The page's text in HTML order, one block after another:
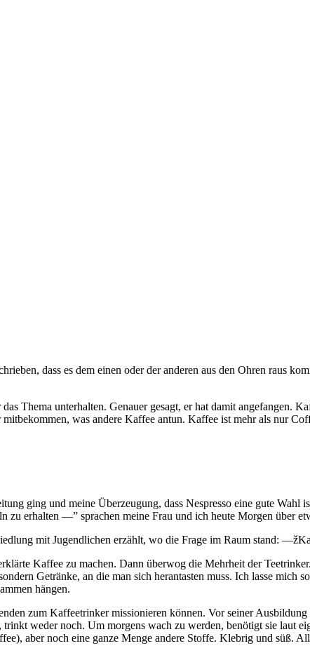
dass es dem einen oder der anderen aus den Ohren raus
Thema unterhalten. Genauer gesagt, er hat damit angefangen.
was andere Kaffee antun. Kaffee ist mehr als nur
ging und meine Überzeugung, dass Nespresso eine gute
zu erhalten —” sprachen meine Frau und ich heute Morgen über
mit Jugendlichen erzählt, wo die Frage im Raum stand:
Kaffee zu machen. Dann überwog die Mehrheit der
Getränke, an die man sich herantasten muss. Ich lasse mich
hängen.
zum Kaffeetrinker missionieren können. Vor seiner
weder noch. Um morgens wach zu werden, benötigt sie laut
aber noch eine ganze Menge andere Stoffe. Klebrig und süß.